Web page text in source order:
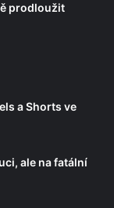
prodloužit
a Shorts ve
ale na fatální